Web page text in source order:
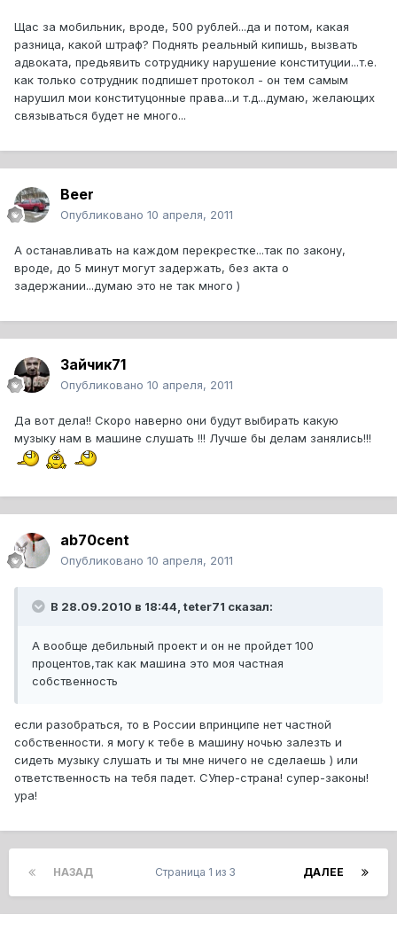
Щас за мобильник, вроде, 500 рублей...да и потом, какая
разница, какой штраф? Поднять реальный кипишь, вызвать
адвоката, предьявить сотруднику нарушение конституции...т.е.
как только сотрудник подпишет протокол - он тем самым
нарушил мои конституцонные права...и т.д...думаю, желающих
связываться будет не много...
Beer
Опубликовано 10 апреля, 2011
А останавливать на каждом перекрестке...так по закону,
вроде, до 5 минут могут задержать, без акта о
задержании...думаю это не так много )
Зайчик71
Опубликовано 10 апреля, 2011
Да вот дела!! Скоро наверно они будут выбирать какую
музыку нам в машине слушать !!! Лучше бы делам занялись!!!
ab70cent
Опубликовано 10 апреля, 2011
В 28.09.2010 в 18:44, teter71 сказал:
А вообще дебильный проект и он не пройдет 100
процентов,так как машина это моя частная
собственность
если разобраться, то в России впринципе нет частной
собственности. я могу к тебе в машину ночью залезть и
сидеть музыку слушать и ты мне ничего не сделаешь ) или
ответственность на тебя падет. СУпер-страна! супер-законы!
ура!
НАЗАД ДАЛЕЕ
Страница 1 из 3